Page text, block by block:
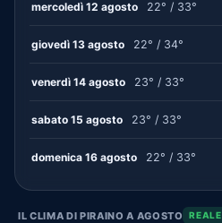
mercoledì 12 agosto 22° / 33°
giovedì 13 agosto 22° / 34°
venerdì 14 agosto 23° / 33°
sabato 15 agosto 23° / 33°
domenica 16 agosto 22° / 33°
IL CLIMA DI PIRAINO A AGOSTO REALE